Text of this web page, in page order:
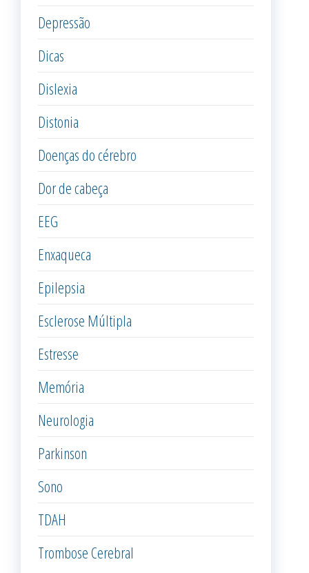
Depressão
Dicas
Dislexia
Distonia
Doenças do cérebro
Dor de cabeça
EEG
Enxaqueca
Epilepsia
Esclerose Múltipla
Estresse
Memória
Neurologia
Parkinson
Sono
TDAH
Trombose Cerebral